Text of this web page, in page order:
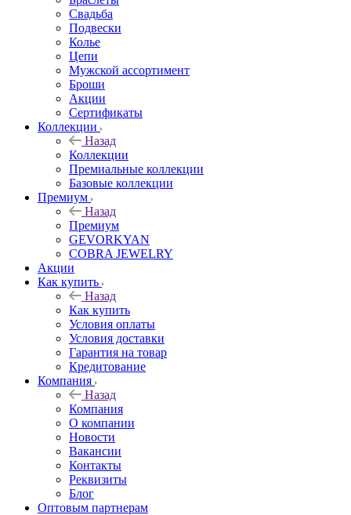
Свадьба
Подвески
Колье
Цепи
Мужской ассортимент
Броши
Акции
Сертификаты
Коллекции
Назад
Коллекции
Премиальные коллекции
Базовые коллекции
Премиум
Назад
Премиум
GEVORKYAN
COBRA JEWELRY
Акции
Как купить
Назад
Как купить
Условия оплаты
Условия доставки
Гарантия на товар
Кредитование
Компания
Назад
Компания
О компании
Новости
Вакансии
Контакты
Реквизиты
Блог
Оптовым партнерам